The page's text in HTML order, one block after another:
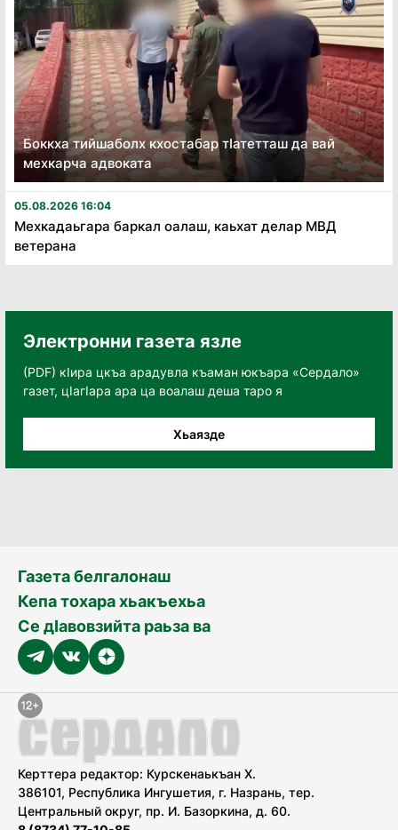
Боккха тийшаболх кхостабар тӏатетташ да вай
мехкарча адвоката
05.08.2026 16:04
Мехкадаьгара баркал оалаш, каьхат делар МВД
ветерана
Электронни газета язле
(PDF) кӀира цкъа арадувла къаман юкъара «Сердало»
газет, цӀагӀара ара ца воалаш деша таро я
Хьаязде
Газета белгалонаш
Кепа тохара хьакъехьа
Се дӀавовзийта раьза ва
Керттера редактор: Курскенаькъан Х.
386101, Республика Ингушетия, г. Назрань, тер.
Центральный округ, пр. И. Базоркина, д. 60.